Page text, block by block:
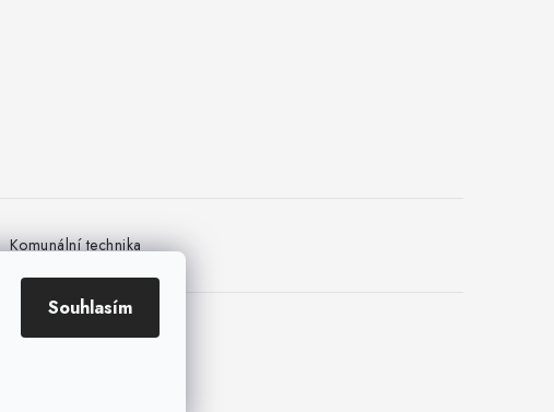
Souhlasím
Komunální technika